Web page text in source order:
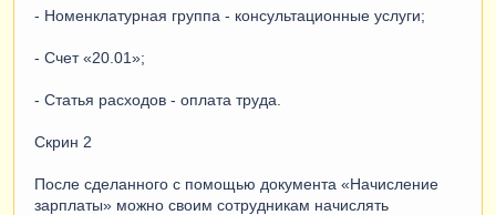
- Номенклатурная группа - консультационные услуги;
- Счет «20.01»;
- Статья расходов - оплата труда.
Скрин 2
После сделанного с помощью документа «Начисление
зарплаты» можно своим сотрудникам начислять